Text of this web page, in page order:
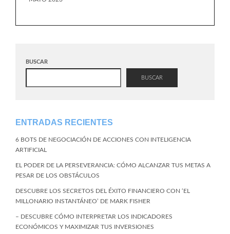
BUSCAR
BUSCAR
ENTRADAS RECIENTES
6 BOTS DE NEGOCIACIÓN DE ACCIONES CON INTELIGENCIA
ARTIFICIAL
EL PODER DE LA PERSEVERANCIA: CÓMO ALCANZAR TUS METAS A
PESAR DE LOS OBSTÁCULOS
DESCUBRE LOS SECRETOS DEL ÉXITO FINANCIERO CON ‘EL
MILLONARIO INSTANTÁNEO’ DE MARK FISHER
– DESCUBRE CÓMO INTERPRETAR LOS INDICADORES
ECONÓMICOS Y MAXIMIZAR TUS INVERSIONES